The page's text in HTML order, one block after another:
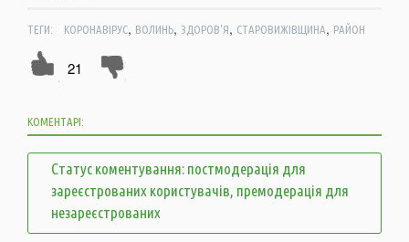
ТЕГИ: КОРОНАВІРУС, ВОЛИНЬ, ЗДОРОВ'Я, СТАРОВИЖІВЩИНА, РАЙОН
21
КОМЕНТАРІ:
Статус коментування: постмодерація для
зареєстрованих користувачів, премодерація для
незареєстрованих